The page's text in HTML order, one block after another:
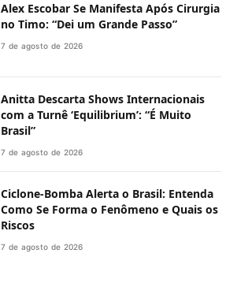
Alex Escobar Se Manifesta Após Cirurgia
no Timo: “Dei um Grande Passo”
7 de agosto de 2026
Anitta Descarta Shows Internacionais
com a Turnê ‘Equilibrium’: “É Muito
Brasil”
7 de agosto de 2026
Ciclone-Bomba Alerta o Brasil: Entenda
Como Se Forma o Fenômeno e Quais os
Riscos
7 de agosto de 2026